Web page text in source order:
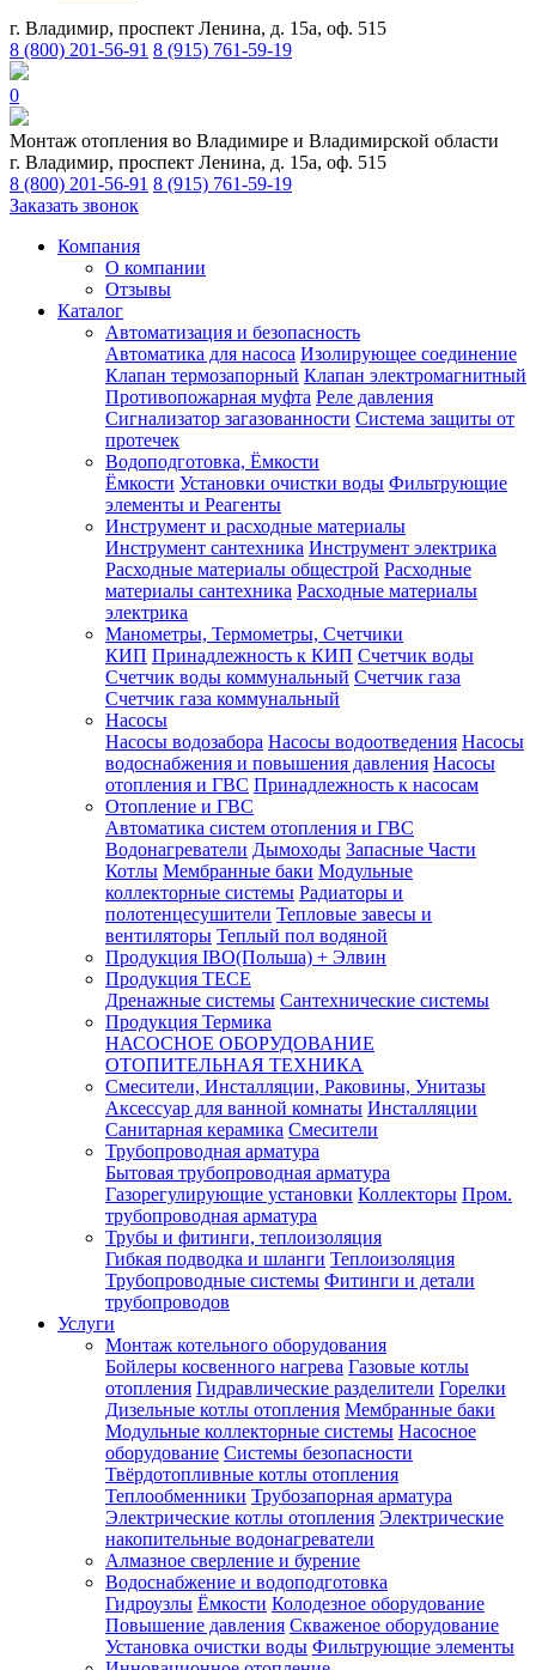
г. Владимир, проспект Ленина, д. 15а, оф. 515
8 (800) 201-56-91 8 (915) 761-59-19
0
Монтаж отопления во Владимире и Владимирской области
г. Владимир, проспект Ленина, д. 15а, оф. 515
8 (800) 201-56-91 8 (915) 761-59-19
Заказать звонок
Компания
О компании
Отзывы
Каталог
Автоматизация и безопасность
Автоматика для насоса Изолирующее соединение
Клапан термозапорный Клапан электромагнитный
Противопожарная муфта Реле давления
Сигнализатор загазованности Система защиты от
протечек
Водоподготовка, Ёмкости
Ёмкости Установки очистки воды Фильтрующие
элементы и Реагенты
Инструмент и расходные материалы
Инструмент сантехника Инструмент электрика
Расходные материалы общестрой Расходные
материалы сантехника Расходные материалы
электрика
Манометры, Термометры, Счетчики
КИП Принадлежность к КИП Счетчик воды
Счетчик воды коммунальный Счетчик газа
Счетчик газа коммунальный
Насосы
Насосы водозабора Насосы водоотведения Насосы
водоснабжения и повышения давления Насосы
отопления и ГВС Принадлежность к насосам
Отопление и ГВС
Автоматика систем отопления и ГВС
Водонагреватели Дымоходы Запасные Части
Котлы Мембранные баки Модульные
коллекторные системы Радиаторы и
полотенцесушители Тепловые завесы и
вентиляторы Теплый пол водяной
Продукция IBO(Польша) + Элвин
Продукция TECE
Дренажные системы Сантехнические системы
Продукция Термика
НАСОСНОЕ ОБОРУДОВАНИЕ
ОТОПИТЕЛЬНАЯ ТЕХНИКА
Смесители, Инсталляции, Раковины, Унитазы
Аксессуар для ванной комнаты Инсталляции
Санитарная керамика Смесители
Трубопроводная арматура
Бытовая трубопроводная арматура
Газорегулирующие установки Коллекторы Пром.
трубопроводная арматура
Трубы и фитинги, теплоизоляция
Гибкая подводка и шланги Теплоизоляция
Трубопроводные системы Фитинги и детали
трубопроводов
Услуги
Монтаж котельного оборудования
Бойлеры косвенного нагрева Газовые котлы
отопления Гидравлические разделители Горелки
Дизельные котлы отопления Мембранные баки
Модульные коллекторные системы Насосное
оборудование Системы безопасности
Твёрдотопливные котлы отопления
Теплообменники Трубозапорная арматура
Электрические котлы отопления Электрические
накопительные водонагреватели
Алмазное сверление и бурение
Водоснабжение и водоподготовка
Гидроузлы Ёмкости Колодезное оборудование
Повышение давления Скваженое оборудование
Установка очистки воды Фильтрующие элементы